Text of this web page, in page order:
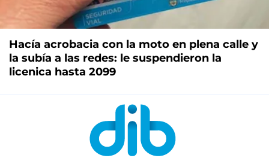
Hacía acrobacia con la moto en plena calle y
la subía a las redes: le suspendieron la
licenica hasta 2099